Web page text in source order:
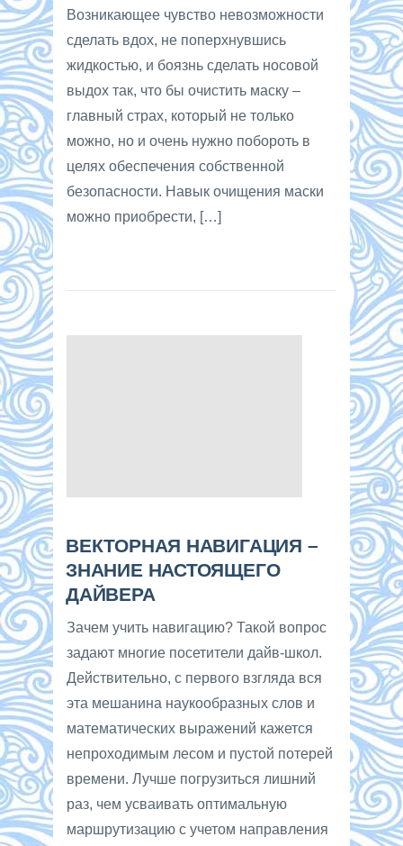
Возникающее чувство невозможности
сделать вдох, не поперхнувшись
жидкостью, и боязнь сделать носовой
выдох так, что бы очистить маску –
главный страх, который не только
можно, но и очень нужно побороть в
целях обеспечения собственной
безопасности. Навык очищения маски
можно приобрести, […]
ВЕКТОРНАЯ НАВИГАЦИЯ –
ЗНАНИЕ НАСТОЯЩЕГО
ДАЙВЕРА
Зачем учить навигацию? Такой вопрос
задают многие посетители дайв-школ.
Действительно, с первого взгляда вся
эта мешанина наукообразных слов и
математических выражений кажется
непроходимым лесом и пустой потерей
времени. Лучше погрузиться лишний
раз, чем усваивать оптимальную
маршрутизацию с учетом направления